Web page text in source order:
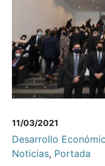
11/03/2021
Desarrollo
Noticias, Portada